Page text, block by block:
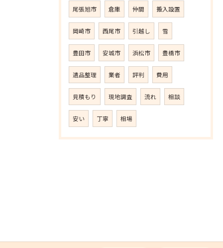
尾張旭市 倉庫 仲間 搬入設置
岡崎市 西尾市 引越し 雪
豊田市 安城市 浜松市 豊橋市
遺品整理 業者 評判 費用
見積もり 現地調査 流れ 相談
安い 丁寧 相場